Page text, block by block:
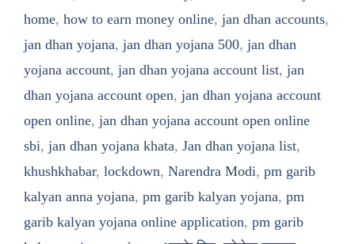
home, how to earn money online, jan dhan accounts,
jan dhan yojana, jan dhan yojana 500, jan dhan
yojana account, jan dhan yojana account list, jan
dhan yojana account open, jan dhan yojana account
open online, jan dhan yojana account open online
sbi, jan dhan yojana khata, Jan dhan yojana list,
khushkhabar, lockdown, Narendra Modi, pm garib
kalyan anna yojana, pm garib kalyan yojana, pm
garib kalyan yojana online application, pm garib